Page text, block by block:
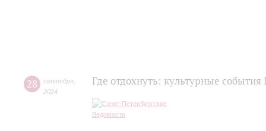
28 сентября
2024
Где отдохнуть: культурные события